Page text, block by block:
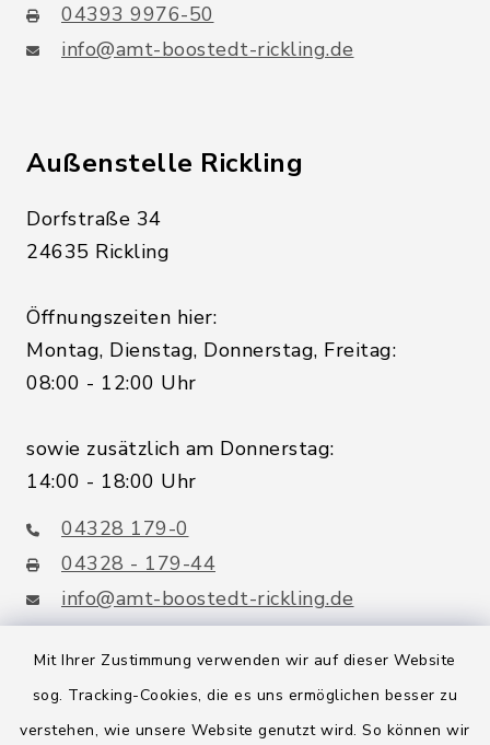
Mit Ihrer Zustimmung verwenden wir auf dieser Website
sog. Tracking-Cookies, die es uns ermöglichen besser zu
verstehen, wie unsere Website genutzt wird. So können wir
04393 9976-50
info@amt-boostedt-rickling.de
Außenstelle Rickling
Dorfstraße 34
24635 Rickling
Öffnungszeiten hier:
Montag, Dienstag, Donnerstag, Freitag:
08:00 - 12:00 Uhr
sowie zusätzlich am Donnerstag:
14:00 - 18:00 Uhr
04328 179-0
04328 - 179-44
info@amt-boostedt-rickling.de
Quicklinks